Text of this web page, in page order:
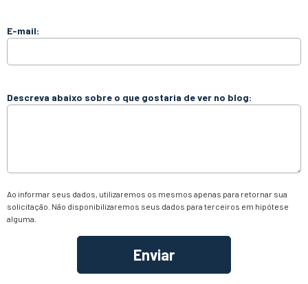
E-mail:
Descreva abaixo sobre o que gostaria de ver no blog:
Ao informar seus dados, utilizaremos os mesmos apenas para retornar sua
solicitação. Não disponibilizaremos seus dados para terceiros em hipótese
alguma.